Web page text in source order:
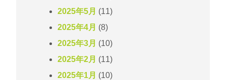
2025年5月 (11)
2025年4月 (8)
2025年3月 (10)
2025年2月 (11)
2025年1月 (10)